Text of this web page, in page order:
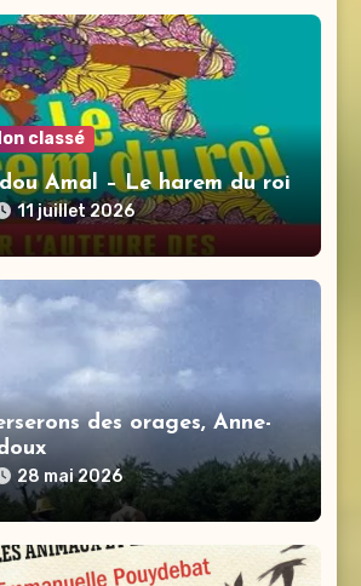
classé
Amal – Le harem du roi
11 juillet 2026
des orages, Anne-
28 mai 2026